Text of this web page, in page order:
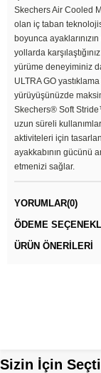
Skechers Air Cooled
olan iç taban
boyunca
yollarda
yürüme deneyiminiz
ULTRA GO
yürüyüşünüzde
Skechers® Soft
uzun süreli
aktiviteleri için
ayakkabının gücünü
etmenizi sağlar.
YORUMLAR(0)
ÖDEME
ÜRÜN ÖNERILERI
Sizin İçin